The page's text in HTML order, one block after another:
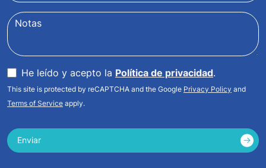
Notas
He leído y acepto la Política de privacidad.
This site is protected by reCAPTCHA and the Google Privacy Policy and
Terms of Service apply.
Enviar